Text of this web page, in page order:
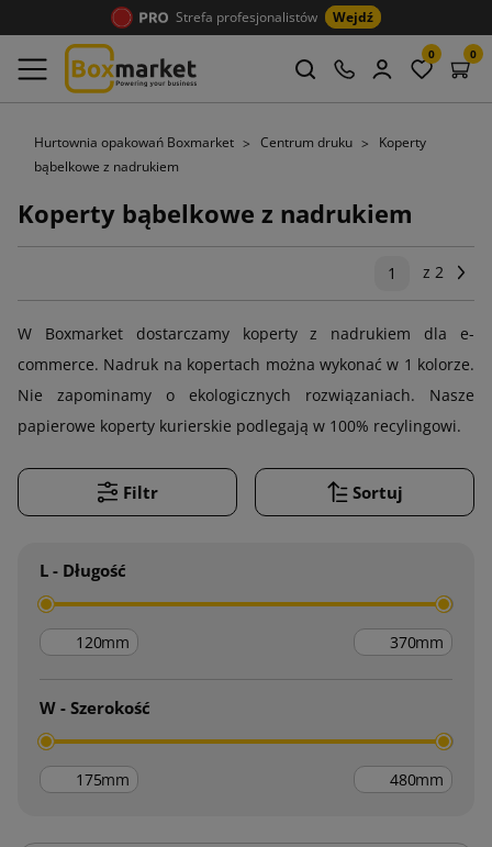
Strefa profesjonalistów Wejdź
0 0
Hurtownia opakowań Boxmarket Centrum druku
Koperty
bąbelkowe z nadrukiem
Koperty bąbelkowe z nadrukiem
1 z 2
W Boxmarket dostarczamy koperty z nadrukiem dla e-
commerce. Nadruk na kopertach można wykonać w 1 kolorze.
Nie zapominamy o ekologicznych rozwiązaniach. Nasze
papierowe koperty kurierskie podlegają w 100% recylingowi.
Filtr Sortuj
L - Długość
mm mm
W - Szerokość
mm mm